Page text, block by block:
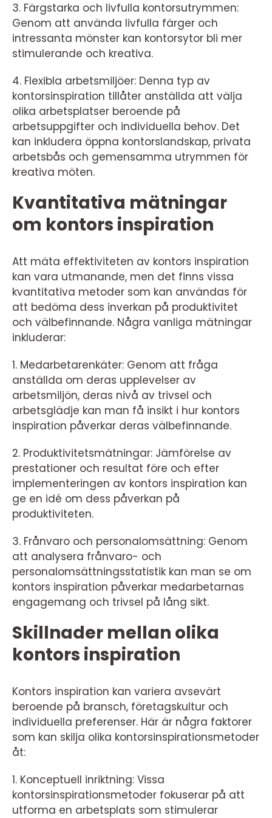
3. Färgstarka och livfulla kontorsutrymmen:
Genom att använda livfulla färger och
intressanta mönster kan kontorsytor bli mer
stimulerande och kreativa.
4. Flexibla arbetsmiljöer: Denna typ av
kontorsinspiration tillåter anställda att välja
olika arbetsplatser beroende på
arbetsuppgifter och individuella behov. Det
kan inkludera öppna kontorslandskap, privata
arbetsbås och gemensamma utrymmen för
kreativa möten.
Kvantitativa mätningar
om kontors inspiration
Att mäta effektiviteten av kontors inspiration
kan vara utmanande, men det finns vissa
kvantitativa metoder som kan användas för
att bedöma dess inverkan på produktivitet
och välbefinnande. Några vanliga mätningar
inkluderar:
1. Medarbetarenkäter: Genom att fråga
anställda om deras upplevelser av
arbetsmiljön, deras nivå av trivsel och
arbetsglädje kan man få insikt i hur kontors
inspiration påverkar deras välbefinnande.
2. Produktivitetsmätningar: Jämförelse av
prestationer och resultat före och efter
implementeringen av kontors inspiration kan
ge en idé om dess påverkan på
produktiviteten.
3. Frånvaro och personalomsättning: Genom
att analysera frånvaro- och
personalomsättningsstatistik kan man se om
kontors inspiration påverkar medarbetarnas
engagemang och trivsel på lång sikt.
Skillnader mellan olika
kontors inspiration
Kontors inspiration kan variera avsevärt
beroende på bransch, företagskultur och
individuella preferenser. Här är några faktorer
som kan skilja olika kontorsinspirationsmetoder
åt:
1. Konceptuell inriktning: Vissa
kontorsinspirationsmetoder fokuserar på att
utforma en arbetsplats som stimulerar